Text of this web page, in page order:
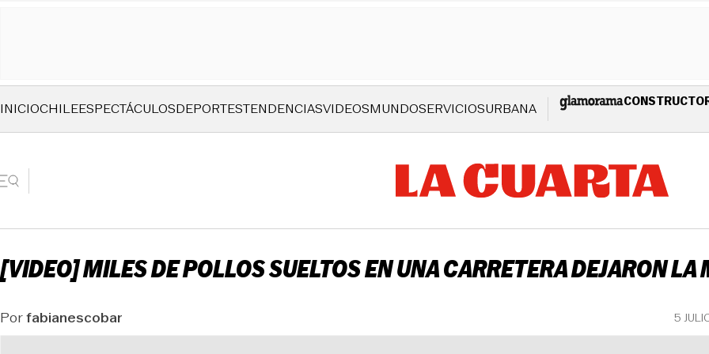
INICIOCHILEESPECTÁCULOSDEPORTESTENDENCIASVIDEOSMUNDOSERVICIOSURBANA
[VIDEO] MILES DE POLLOS SUELTOS EN UNA CARRETERA DEJARON
Porfabianescobar 5